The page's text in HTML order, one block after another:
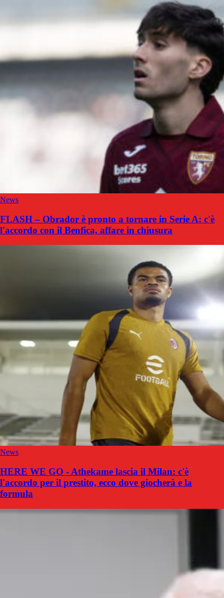
News
FLASH – Obrador è pronto a tornare in Serie A: c'è
l'accordo con il Benfica, affare in chiusura
News
HERE WE GO - Athekame lascia il Milan: c'è
l'accordo per il prestito, ecco dove giocherà e la
formula